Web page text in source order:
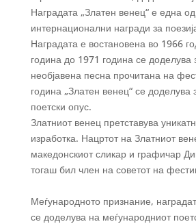
Наградата „Златен венец“ е една од
интернационални награди за
Наградата е востановена во 1966
година до 1971 година се доделува
необјавена песна прочитана на
година „Златен венец“ се доделува
поетски опус.
Златниот венец претставува
изработка. Нацртот на Златниот
македонскиот сликар и графичар
тогаш бил член на советот на
Меѓународното признание,
се доделува на меѓународниот